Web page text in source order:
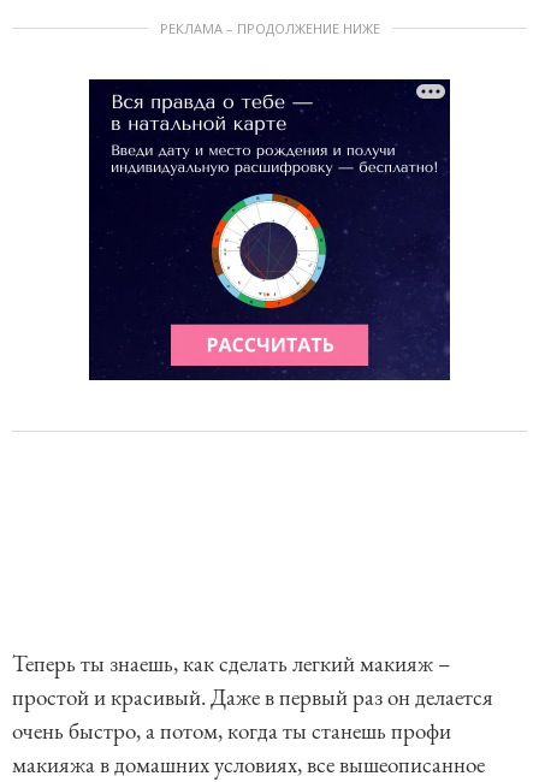
РЕКЛАМА – ПРОДОЛЖЕНИЕ НИЖЕ
Теперь ты знаешь, как сделать легкий макияж –
простой и красивый. Даже в первый раз он делается
очень быстро, а потом, когда ты станешь профи
макияжа в домашних условиях, все вышеописанное